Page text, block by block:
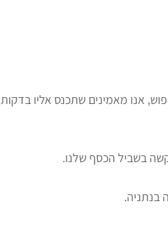
אנו מאמינים שתכנס אליו בדקות
בשביל הכסף שלנו.
בנתניה.